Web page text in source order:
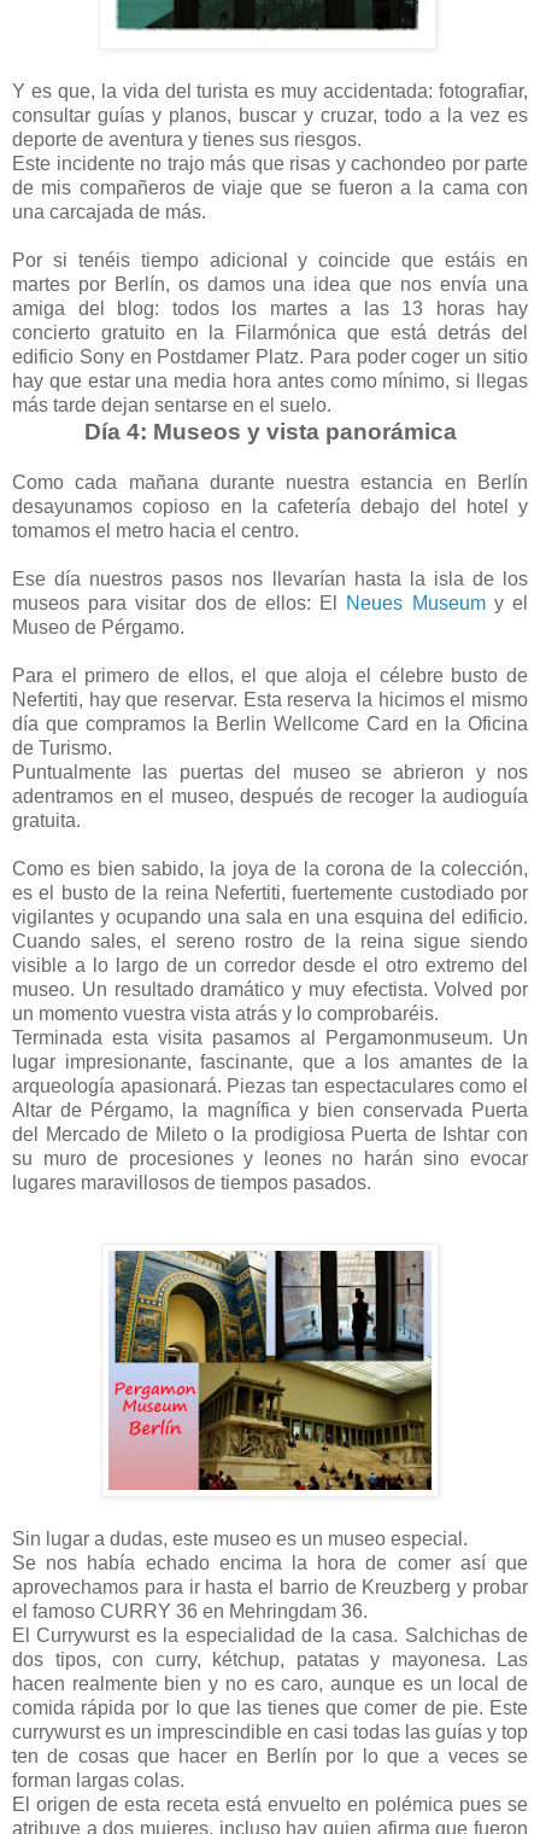
Y es que, la vida del turista es muy accidentada: fotografiar,
consultar guías y planos, buscar y cruzar, todo a la vez es
deporte de aventura y tienes sus riesgos.
Este incidente no trajo más que risas y cachondeo por parte
de mis compañeros de viaje que se fueron a la cama con
una carcajada de más.
Por si tenéis tiempo adicional y coincide que estáis en
martes por Berlín, os damos una idea que nos envía una
amiga del blog: todos los martes a las 13 horas hay
concierto gratuito en la Filarmónica que está detrás del
edificio Sony en Postdamer Platz. Para poder coger un sitio
hay que estar una media hora antes como mínimo, si llegas
más tarde dejan sentarse en el suelo.
Día 4: Museos y vista panorámica
Como cada mañana durante nuestra estancia en Berlín
desayunamos copioso en la cafetería debajo del hotel y
tomamos el metro hacia el centro.
Ese día nuestros pasos nos llevarían hasta la isla de los
museos para visitar dos de ellos: El Neues Museumy el
Museo de Pérgamo.
Para el primero de ellos, el que aloja el célebre busto de
Nefertiti, hay que reservar. Esta reserva la hicimos el mismo
día que compramos la Berlin Wellcome Card en la Oficina
de Turismo.
Puntualmente las puertas del museo se abrieron y nos
adentramos en el museo, después de recoger la audioguía
gratuita.
Como es bien sabido, la joya de la corona de la colección,
es el busto de la reina Nefertiti, fuertemente custodiado por
vigilantes y ocupando una sala en una esquina del edificio.
Cuando sales, el sereno rostro de la reina sigue siendo
visible a lo largo de un corredor desde el otro extremo del
museo. Un resultado dramático y muy efectista. Volved por
un momento vuestra vista atrás y lo comprobaréis.
Terminada esta visita pasamos al Pergamonmuseum. Un
lugar impresionante, fascinante, que a los amantes de la
arqueología apasionará. Piezas tan espectaculares como el
Altar de Pérgamo, la magnífica y bien conservada Puerta
del Mercado de Mileto o la prodigiosa Puerta de Ishtar con
su muro de procesiones y leones no harán sino evocar
lugares maravillosos de tiempos pasados.
Sin lugar a dudas, este museo es un museo especial.
Se nos había echado encima la hora de comer así que
aprovechamos para ir hasta el barrio de Kreuzberg y probar
el famoso CURRY 36 en Mehringdam 36.
El Currywurst es la especialidad de la casa. Salchichas de
dos tipos, con curry, kétchup, patatas y mayonesa. Las
hacen realmente bien y no es caro, aunque es un local de
comida rápida por lo que las tienes que comer de pie. Este
currywurst es un imprescindible en casi todas las guías y top
ten de cosas que hacer en Berlín por lo que a veces se
forman largas colas.
El origen de esta receta está envuelto en polémica pues se
atribuye a dos mujeres, incluso hay quien afirma que fueron